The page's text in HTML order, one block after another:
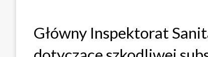
Główny Inspektorat